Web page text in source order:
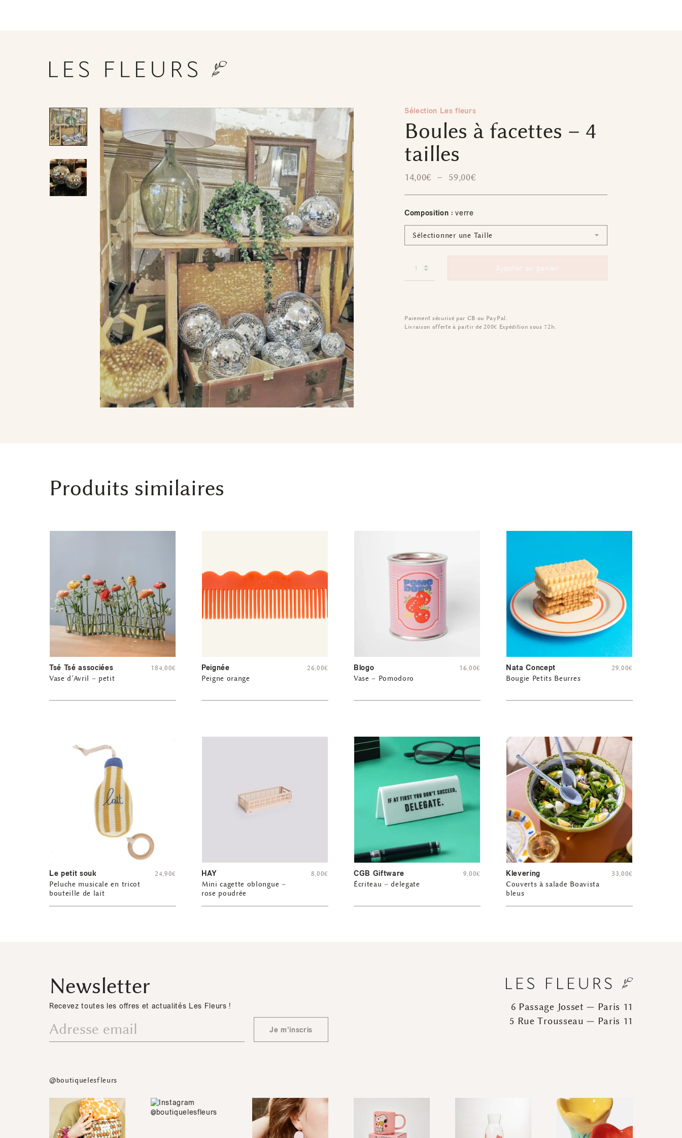
Sélection Les fleurs
Boules à facettes – 4
tailles
14,00€ – 59,00€
Composition : verre
Paiement sécurisé par CB ou PayPal.
Livraison offerte à partir de 200€ Expédition sous 72h.
Produits similaires
Tsé Tsé associées
Vase d’Avril – petit
184,00€ Peignée
Peigne orange
26,00€ Blogo
Vase – Pomodoro
16,00€ Nata Concept
Bougie Petits Beurres
29,00€
Le petit souk
Peluche musicale en tricot
bouteille de lait
24,90€ HAY
Mini cagette oblongue –
rose poudrée
8,00€ CGB Giftware
Écriteau – delegate
9,00€ Klevering
Couverts à salade Boavista
bleus
33,00€
Newsletter
Recevez toutes les offres et actualités Les Fleurs !
Je m'inscris
6 Passage Josset — Paris 11
5 Rue Trousseau — Paris 11
@boutiquelesfleurs